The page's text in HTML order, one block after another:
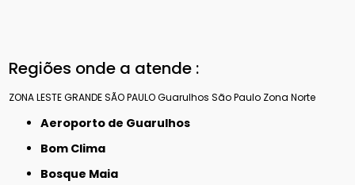
Regiões onde a atende :
ZONA LESTEGRANDE SÃO PAULOGuarulhos São Paulo Zona Norte
Aeroporto de Guarulhos
Bom Clima
Bosque Maia